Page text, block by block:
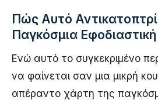
Πώς Αυτό
Παγκόσμια
Ενώ αυτό το συγκεκριμένο
να φαίνεται σαν μια μικρή
απέραντο χάρτη της